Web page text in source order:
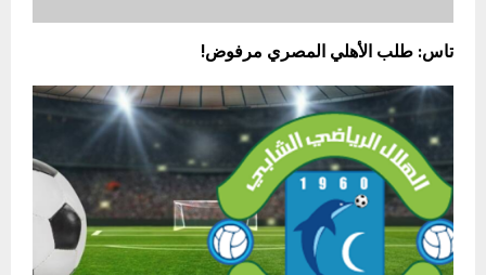
تاس: طلب الأهلي المصري مرفوض!